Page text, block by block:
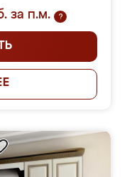
за п.м.
?